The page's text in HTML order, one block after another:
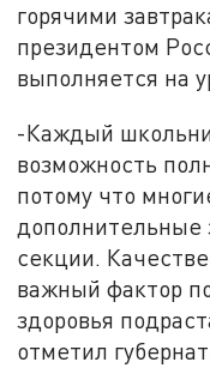
горячими
президентом
выполняется на
-Каждый
возможность
потому что
дополнительные
секции.
важный фактор
здоровья
отметил